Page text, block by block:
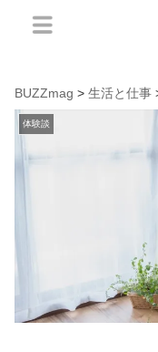
BUZZmag > 生活と仕事
体験談